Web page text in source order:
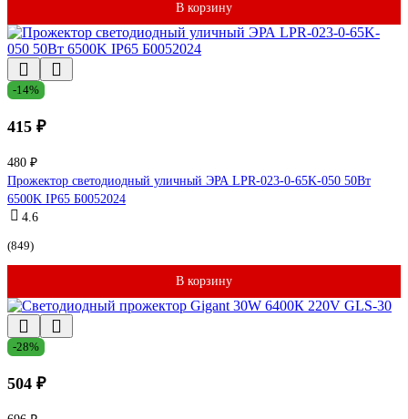
В корзину
-14%
415 ₽
480 ₽
Прожектор светодиодный уличный ЭРА LPR-023-0-65K-050 50Вт
6500K IP65 Б0052024
4.6
(849)
В корзину
-28%
504 ₽